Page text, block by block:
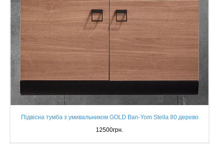
Підвісна тумба з умивальником GOLD Ban-Yom Stella 80 дерево
12500грн.